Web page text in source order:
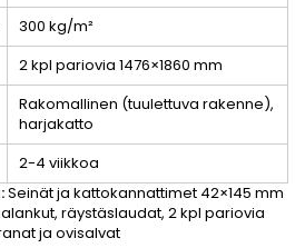
300 kg/m²
2 kpl pariovia 1476×1860 mm
Rakomallinen (tuulettuva rakenne),
harjakatto
2-4 viikkoa
Seinät ja kattokannattimet 42×145 mm
räystäslaudat, 2 kpl pariovia
ja ovisalvat